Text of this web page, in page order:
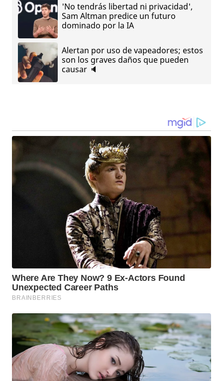
'No tendrás libertad ni privacidad',
Sam Altman predice un futuro
dominado por la IA
Alertan por uso de vapeadores; estos
son los graves daños que pueden
causar 🔈